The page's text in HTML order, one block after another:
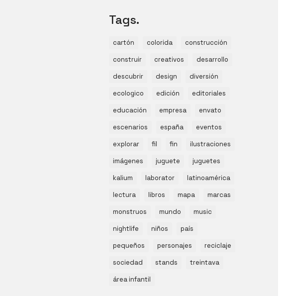
Tags.
cartón colorida
construcción
construir
creativos
desarrollo
descubrir
design
diversión
ecologico
edición
editoriales
educación
empresa
envato
escenarios
españa
eventos
explorar
fil fin
ilustraciones
imágenes
juguete
juguetes
kalium
laborator
latinoamérica
lectura
libros mapa
marcas
monstruos
mundo
music
nightlife
niños
país
pequeños
personajes
reciclaje
sociedad
stands
treintava
área infantil